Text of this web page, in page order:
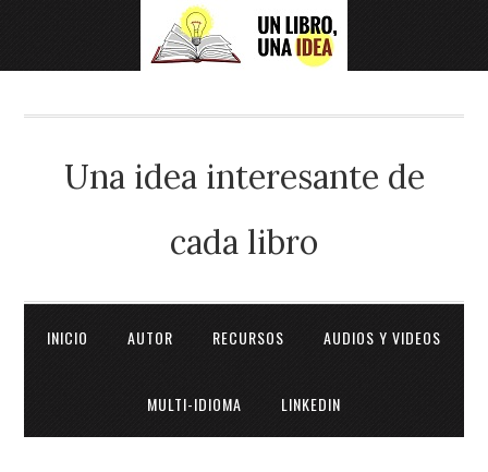
Una idea interesante de
cada libro
INICIO AUTOR RECURSOS AUDIOS Y VIDEOS
MULTI-IDIOMA LINKEDIN